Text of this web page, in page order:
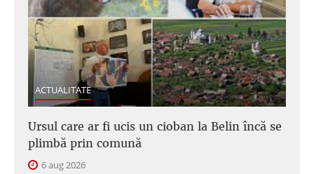
ACTUALITATE
Ursul care ar fi ucis un cioban la Belin încă se
plimbă prin comună
6 aug 2026